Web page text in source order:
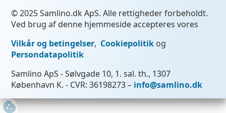
© 2025 Samlino.dk ApS. Alle rettigheder forbeholdt.
Ved brug af denne hjemmeside accepteres vores
Vilkår og betingelser, Cookiepolitik og
Persondatapolitik
Samlino ApS - Sølvgade 10, 1. sal. th., 1307
København K. - CVR: 36198273 – info@samlino.dk